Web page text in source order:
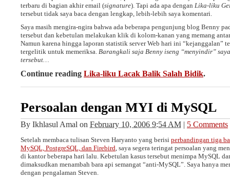
terbaru di bagian akhir email (signature). Tapi ada apa dengan Lika-liku
tersebut tidak saya baca dengan lengkap, lebih-lebih saya komentari.
Saya masih mengira-ngira bahwa ada beberapa pengunjung blog Benny
tersebut dan kebetulan melakukan klik di kolom-kanan yang memang
Namun karena hingga laporan statistik server Web hari ini “kejanggalan”
tergelitik untuk memeriksa. Barangkali saja Benny iseng “menyindir”
tersebut…
Continue reading Lika-liku Lacak Balik Salah Bidik.
Persoalan dengan MYI di MySQL
By Ikhlasul Amal on February 10, 2006 9:54 AM | 5 Comments
Setelah membaca tulisan Steven Haryanto yang berisi perbandingan tiga
MySQL, PostgreSQL, dan Firebird , saya segera teringat persoalan yang
di kantor beberapa hari lalu. Kebetulan kasus tersebut menimpa MySQL
dimaksudkan menambah bara api semangat “anti-MySQL”. Saya hanya
dengan pengalaman Steven.